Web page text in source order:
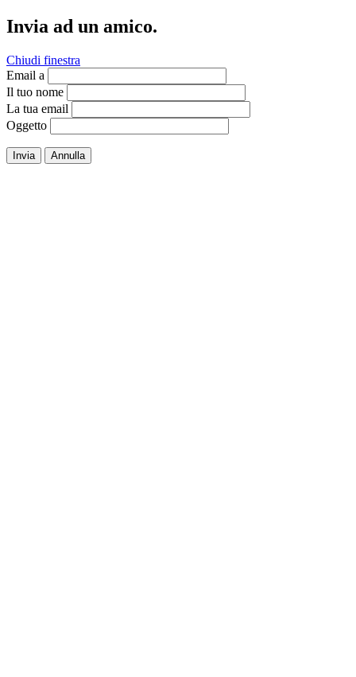
Invia ad un amico.
Chiudi finestra
Email a
Il tuo nome
La tua email
Oggetto
Invia Annulla